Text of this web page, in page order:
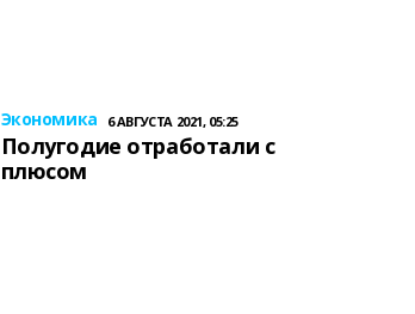
Экономика 6 АВГУСТА 2021, 05:25
Полугодие отработали с
плюсом